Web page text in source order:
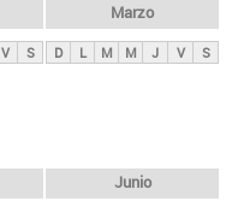
V S
Marzo
D L M M J V S
Junio